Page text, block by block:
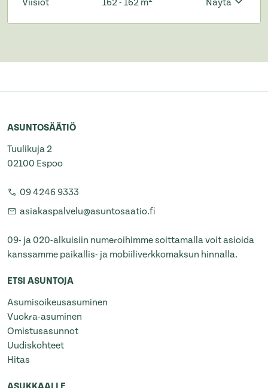
Viisiöt 162 - 162 m Näytä
ASUNTOSÄÄTIÖ
Tuulikuja 2
02100 Espoo
09 4246 9333
asiakaspalvelu@asuntosaatio.fi
09- ja 020-alkuisiin numeroihimme soittamalla voit asioida
kanssamme paikallis- ja mobiiliverkkomaksun hinnalla.
ETSI ASUNTOJA
Asumisoikeusasuminen
Vuokra-asuminen
Omistusasunnot
Uudiskohteet
Hitas